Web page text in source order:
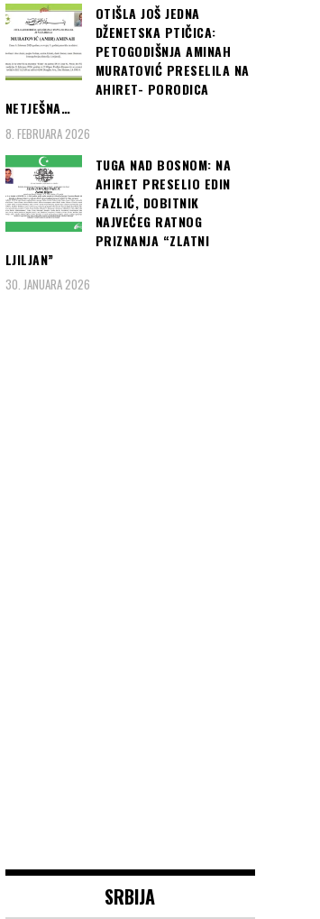
OTIŠLA JOŠ JEDNA
DŽENETSKA PTIČICA:
PETOGODIŠNJA AMINAH
MURATOVIĆ PRESELILA NA
AHIRET- PORODICA
NETJEŠNA…
8. FEBRUARA 2026
TUGA NAD BOSNOM: NA
AHIRET PRESELIO EDIN
FAZLIĆ, DOBITNIK
NAJVEĆEG RATNOG
PRIZNANJA “ZLATNI
LJILJAN”
30. JANUARA 2026
SRBIJA